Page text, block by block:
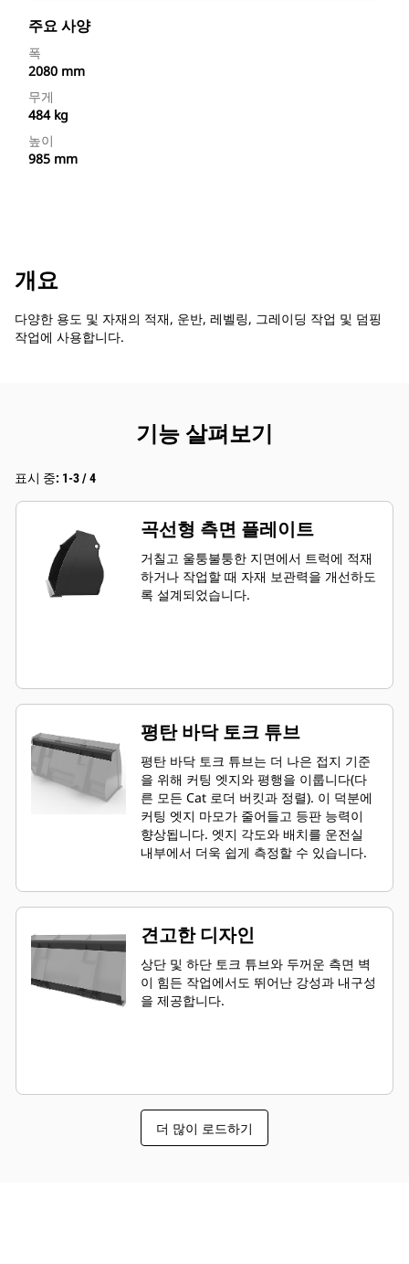
주요 사양
폭
2080 mm
무게
484 kg
높이
985 mm
개요
다양한 용도 및 자재의 적재, 운반, 레벨링, 그레이딩 작업 및 덤핑
작업에 사용합니다.
기능 살펴보기
표시 중: 1-3 / 4
곡선형 측면 플레이트
거칠고 울퉁불퉁한 지면에서 트럭에 적재
하거나 작업할 때 자재 보관력을 개선하도
록 설계되었습니다.
평탄 바닥 토크 튜브
평탄 바닥 토크 튜브는 더 나은 접지 기준
을 위해 커팅 엣지와 평행을 이룹니다(다
른 모든 Cat 로더 버킷과 정렬). 이 덕분에
커팅 엣지 마모가 줄어들고 등판 능력이
향상됩니다. 엣지 각도와 배치를 운전실
내부에서 더욱 쉽게 측정할 수 있습니다.
견고한 디자인
상단 및 하단 토크 튜브와 두꺼운 측면 벽
이 힘든 작업에서도 뛰어난 강성과 내구성
을 제공합니다.
더 많이 로드하기